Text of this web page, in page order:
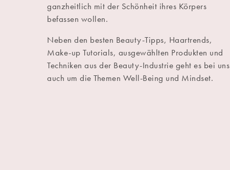
ganzheitlich mit der Schönheit ihres Körpers
befassen wollen.
Neben den besten Beauty-Tipps, Haartrends,
Make-up Tutorials, ausgewählten Produkten und
Techniken aus der Beauty-Industrie geht es bei uns
auch um die Themen Well-Being und Mindset.